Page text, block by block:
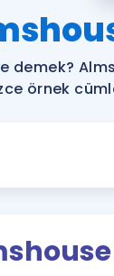
demek?
örnek